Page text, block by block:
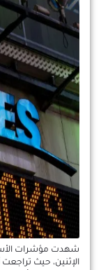
شهدت مؤشرات
الإثنين، حيث